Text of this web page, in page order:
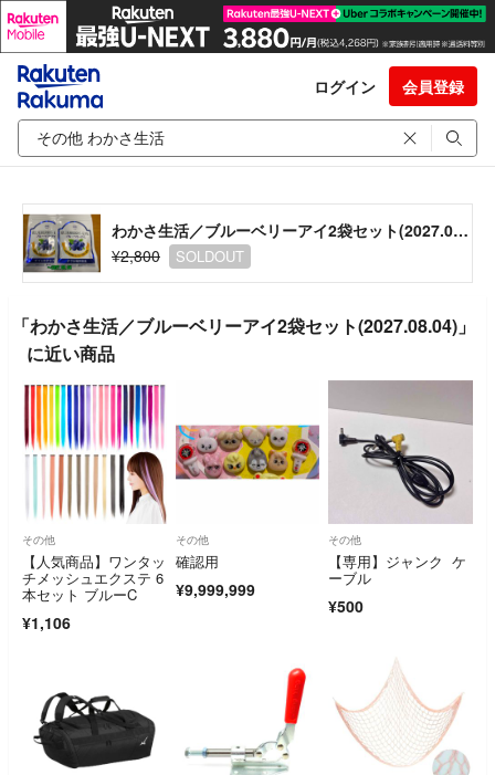
ログイン 会員登録
わかさ生活／ブルーベリーアイ2袋セット(2027.08.04)
¥2,800
SOLDOUT
「わかさ生活／ブルーベリーアイ2袋セット(2027.08.04)」
に近い商品
その他
【人気商品】ワンタッ
チメッシュエクステ 6
本セット ブルーC
¥1,106
その他
確認用
¥9,999,999
その他
【専用】ジャンク ケ
ーブル
¥500